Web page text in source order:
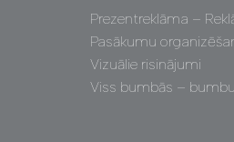
Prezentreklāma –
Pasākumu
Vizuālie risinājumi
Viss bumbās –